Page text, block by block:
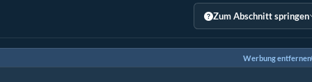
Zum Abschnitt springen
Werbung entfernen